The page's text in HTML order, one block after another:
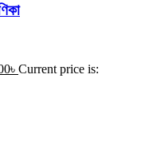
৳ Current price is: